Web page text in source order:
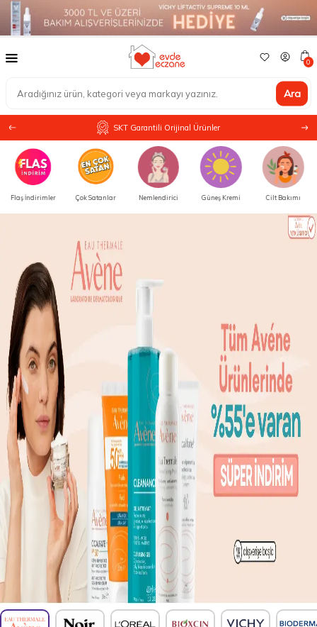
Ara
0
SKT Garantili Orijinal Ürünler
Flaş İndirimler Çok Satanlar Nemlendirici Güneş Kremi Cilt Bakımı